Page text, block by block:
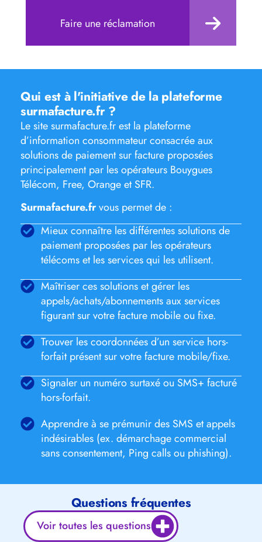
Faire une réclamation
Qui est à l'initiative de la plateforme
surmafacture.fr ?
Le site surmafacture.fr est la plateforme
d’information consommateur consacrée aux
solutions de paiement sur facture proposées
principalement par les opérateurs Bouygues
Télécom, Free, Orange et SFR.
Surmafacture.frvous permet de :
Mieux connaître les différentes solutions de
paiement proposées par les opérateurs
télécoms et les services qui les utilisent.
Maîtriser ces solutions et gérer les
appels/achats/abonnements aux services
figurant sur votre facture mobile ou fixe.
Trouver les coordonnées d’un service hors-
forfait présent sur votre facture mobile/fixe.
Signaler un numéro surtaxé ou SMS+ facturé
hors-forfait.
Apprendre à se prémunir des SMS et appels
indésirables (ex. démarchage commercial
sans consentement, Ping calls ou phishing).
Questions fréquentes
Voir toutes les questions